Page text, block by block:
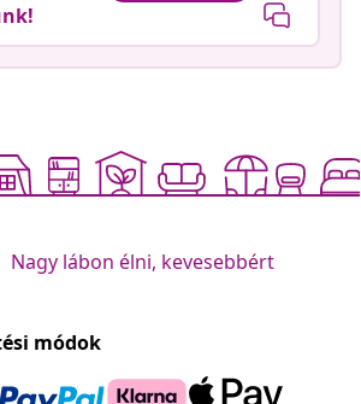
Nagy lábon élni, kevesebbért
módok